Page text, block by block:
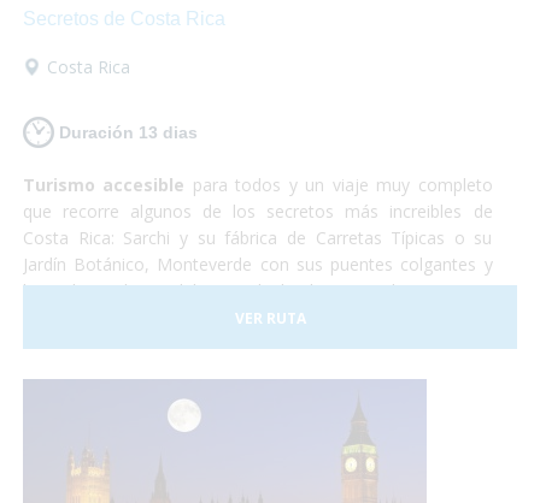
Secretos de Costa Rica
Costa Rica
Duración 13 dias
Turismo accesible para todos y un viaje muy completo
que recorre algunos de los secretos más increibles de
Costa Rica: Sarchi y su fábrica de Carretas Típicas o su
Jardín Botánico, Monteverde con sus puentes colgantes y
lugar de residencia del Quetzal, el Volcan Arenal y sus aguas
termales, Sarapiqui con su naturaleza y el tour del
chocolate para terminar relajándonos en las playas de
VER RUTA